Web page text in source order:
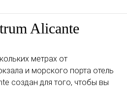
Alicante
метрах от
и морского порта отель
создан для того, чтобы вы